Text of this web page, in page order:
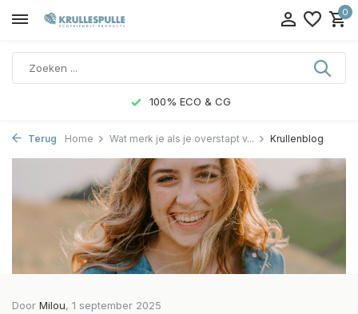
0
100% ECO & CG
Terug Home Wat merk je als je overstapt v... Krullenblog
Door Milou, 1 september 2025